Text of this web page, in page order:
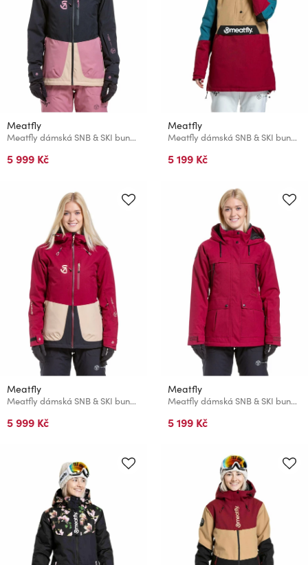
Meatfly
Meatfly dámská SNB & SKI bunda Gaia Black
5 999 Kč
Meatfly
Meatfly dámská SNB & SKI bunda Aiko Beet Red / Blue
5 199 Kč
Meatfly
Meatfly dámská SNB & SKI bunda Gaia Beet Red
5 999 Kč
Meatfly
Meatfly dámská SNB & SKI bunda Terra Beet Red
5 199 Kč